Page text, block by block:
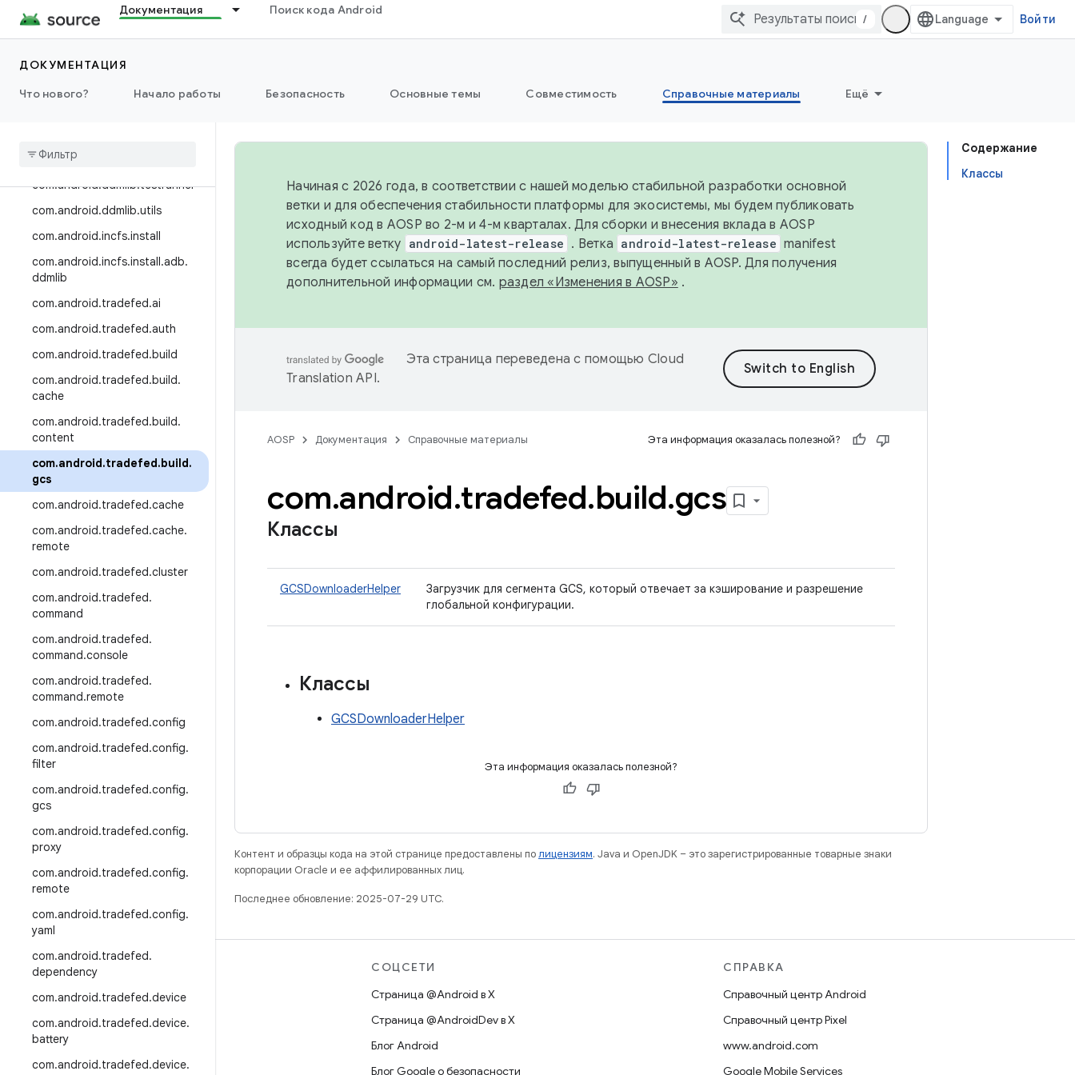
Документация Поиск кода Android
/ Войти
ДОКУМЕНТАЦИЯ
Что нового?
Начало работы Безопасность Основные темы Совместимость Справочные материалы Ещё
Trade Federation
Class Index
Package Index
com.android
com.android.ddmlib.testrunner
com.android.ddmlib.utils
com.android.incfs.install
com.android.incfs.install.adb.
ddmlib
com.android.tradefed.ai
com.android.tradefed.auth
com.android.tradefed.build
com.android.tradefed.build.
cache
com.android.tradefed.build.
content
com.android.tradefed.build.
gcs
com.android.tradefed.cache
com.android.tradefed.cache.
remote
com.android.tradefed.cluster
com.android.tradefed.
command
com.android.tradefed.
command.console
com.android.tradefed.
command.remote
com.android.tradefed.config
com.android.tradefed.config.
filter
com.android.tradefed.config.
gcs
com.android.tradefed.config.
proxy
com.android.tradefed.config.
remote
com.android.tradefed.config.
yaml
com.android.tradefed.
dependency
com.android.tradefed.device
com.android.tradefed.device.
battery
com.android.tradefed.device.
Содержание
Классы
Начиная с 2026 года, в соответствии с нашей моделью стабильной разработки основной
ветки и для обеспечения стабильности платформы для экосистемы, мы будем публиковать
исходный код в AOSP во 2-м и 4-м кварталах. Для сборки и внесения вклада в AOSP
используйте ветку android-latest-release . Ветка android-latest-release manifest
всегда будет ссылаться на самый последний релиз, выпущенный в AOSP. Для получения
дополнительной информации см. раздел «Изменения в AOSP» .
Эта страница переведена с помощью Cloud
Translation API.
AOSP Документация Справочные материалы Эта информация оказалась полезной?
com.android.tradefed.build.gcs
Классы
GCSDownloaderHelper
Загрузчик для сегмента GCS, который отвечает за кэширование и разрешение
глобальной конфигурации.
Классы
GCSDownloaderHelper
Эта информация оказалась полезной?
Контент и образцы кода на этой странице предоставлены полицензиям. Java и OpenJDK – это зарегистрированные товарные знаки
корпорации Oracle и ее аффилированных лиц.
Последнее обновление: 2025-07-29 UTC.
РАЗРАБОТКА
Хранилище Android Repository
Требования
Как скачать код
Предпросмотр исполняемых файлов
СОЦСЕТИ
Страница @Android в X
Страница @AndroidDev в X
Блог Android
Блог Google о безопасности
СПРАВКА
Справочный центр Android
Справочный центр Pixel
www.android.com
Google Mobile Services